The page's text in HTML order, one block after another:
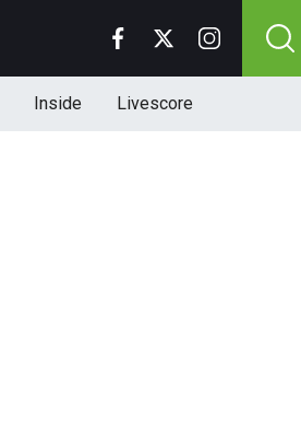
Inside Livescore